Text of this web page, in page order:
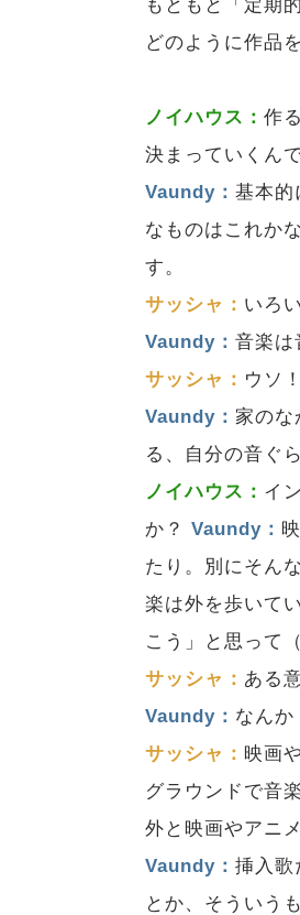
もともと「定期
どのように作品
ノイハウス：作
決まっていくん
Vaundy：基本的
なものはこれか
す。
サッシャ： いろ
Vaundy：音楽は
サッシャ： ウソ
Vaundy： 家のな
る、自分の音ぐ
ノイハウス： イ
か？Vaundy：
たり。別にそん
楽は外を歩いて
こう」と思って
サッシャ： ある
Vaundy： なんか
サッシャ： 映画
グラウンドで音
外と映画やアニ
Vaundy：挿入歌
とか、そういう